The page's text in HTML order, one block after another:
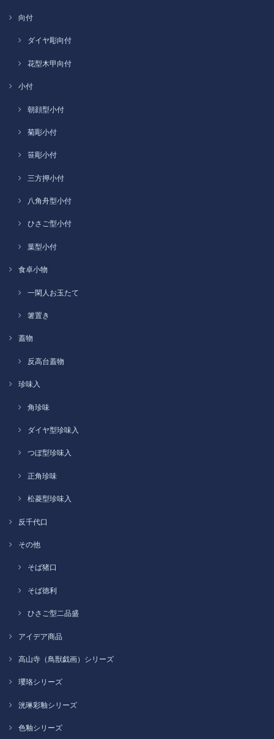
向付
ダイヤ彫向付
花型木甲向付
小付
朝顔型小付
菊彫小付
笹彫小付
三方押小付
八角舟型小付
ひさご型小付
葉型小付
食卓小物
一閑人お玉たて
箸置き
蓋物
反高台蓋物
珍味入
角珍味
ダイヤ型珍味入
つぼ型珍味入
正角珍味
松菱型珍味入
反千代口
その他
そば猪口
そば徳利
ひさご型二品盛
アイデア商品
高山寺（鳥獣戯画）シリーズ
瓔珞シリーズ
洸琳彩釉シリーズ
色釉シリーズ